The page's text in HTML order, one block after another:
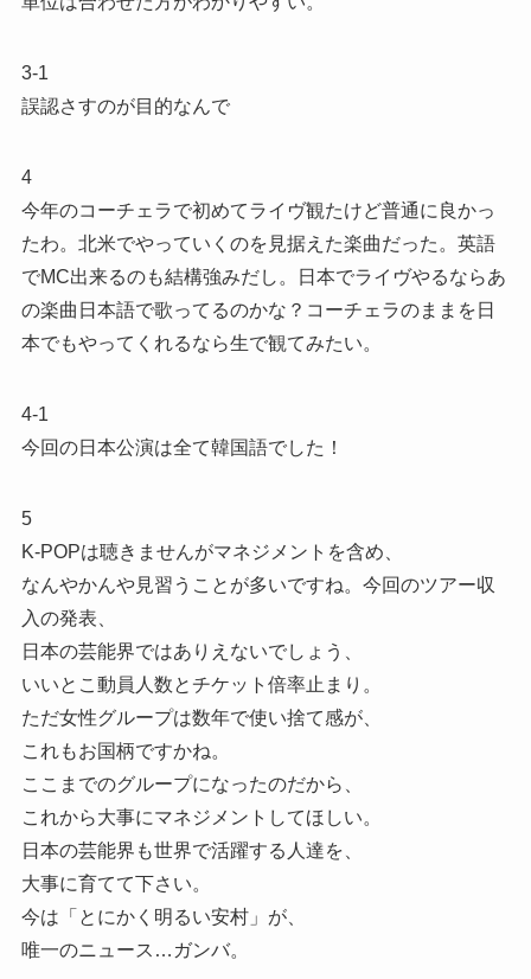
3-1
誤認さすのが目的なんで
4
今年のコーチェラで初めてライヴ観たけど普通に良かっ
たわ。北米でやっていくのを見据えた楽曲だった。英語
でMC出来るのも結構強みだし。日本でライヴやるならあ
の楽曲日本語で歌ってるのかな？コーチェラのままを日
本でもやってくれるなら生で観てみたい。
4-1
今回の日本公演は全て韓国語でした！
5
K-POPは聴きませんがマネジメントを含め、
なんやかんや見習うことが多いですね。今回のツアー収
入の発表、
日本の芸能界ではありえないでしょう、
いいとこ動員人数とチケット倍率止まり。
ただ女性グループは数年で使い捨て感が、
これもお国柄ですかね。
ここまでのグループになったのだから、
これから大事にマネジメントしてほしい。
日本の芸能界も世界で活躍する人達を、
大事に育てて下さい。
今は「とにかく明るい安村」が、
唯一のニュース…ガンバ。